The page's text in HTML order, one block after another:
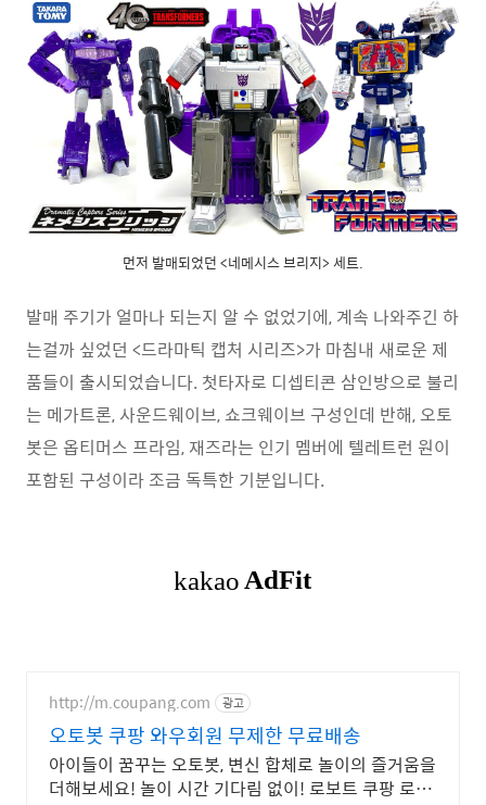
먼저 발매되었던 <네메시스 브리지> 세트.
발매 주기가 얼마나 되는지 알 수 없었기에, 계속 나와주긴 하
는걸까 싶었던 <드라마틱 캡처 시리즈>가 마침내 새로운 제
품들이 출시되었습니다. 첫타자로 디셉티콘 삼인방으로 불리
는 메가트론, 사운드웨이브, 쇼크웨이브 구성인데 반해, 오토
봇은 옵티머스 프라임, 재즈라는 인기 멤버에 텔레트런 원이
포함된 구성이라 조금 독특한 기분입니다.
http://m.coupang.com 광고
오토봇 쿠팡 와우회원 무제한 무료배송
아이들이 꿈꾸는 오토봇, 변신 합체로 놀이의 즐거움을
더해보세요! 놀이 시간 기다림 없이! 로보트 쿠팡 로켓